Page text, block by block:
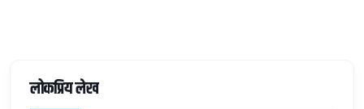
लोकप्रिय लेख